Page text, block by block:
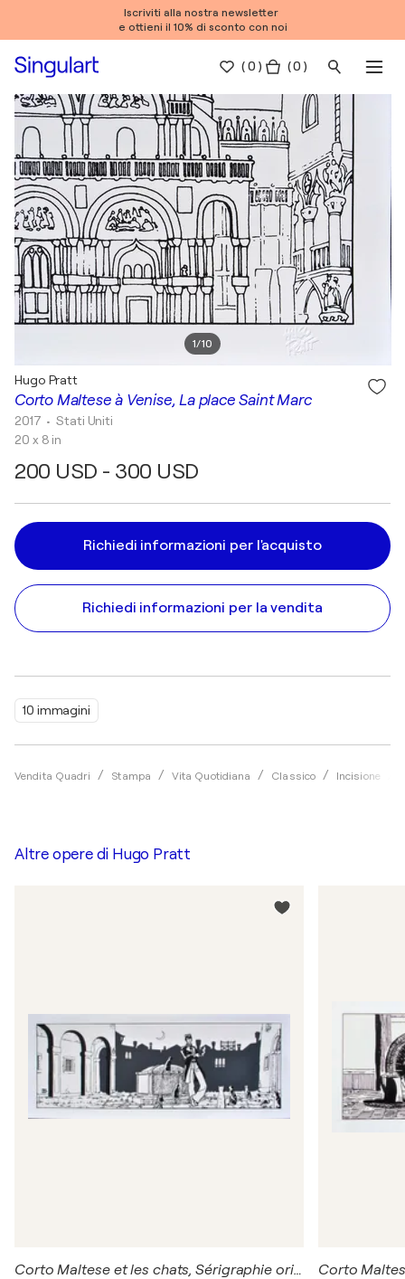
Iscriviti alla nostra newsletter
e ottieni il 10% di sconto con noi
(0 ) ( 0 )
1/10
10 immagini
Vendita Quadri Stampa Vita Quotidiana Classico Incisione
Corto Maltese à Venise, La place Saint Marc
Hugo Pratt
2017 • Stati Uniti
20 x 8 in
200 USD - 300 USD
Richiedi informazioni per l'acquisto
Richiedi informazioni per la vendita
Altre opere di Hugo Pratt
Corto Maltese et les chats, Sérigraphie originale signée